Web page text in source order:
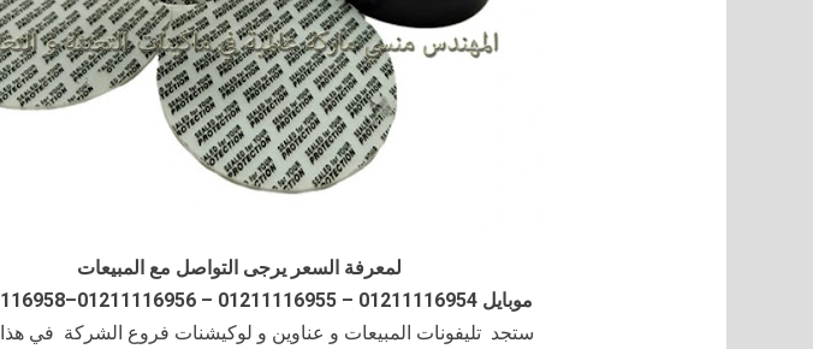
لمعرفة السعر يرجى التواصل مع المبيعات
موبايل 01211116954 – 01211116955 – 01211116956–01211116958
ستجد تليفونات المبيعات و عناوين و لوكيشنات فروع الشركة في هذا